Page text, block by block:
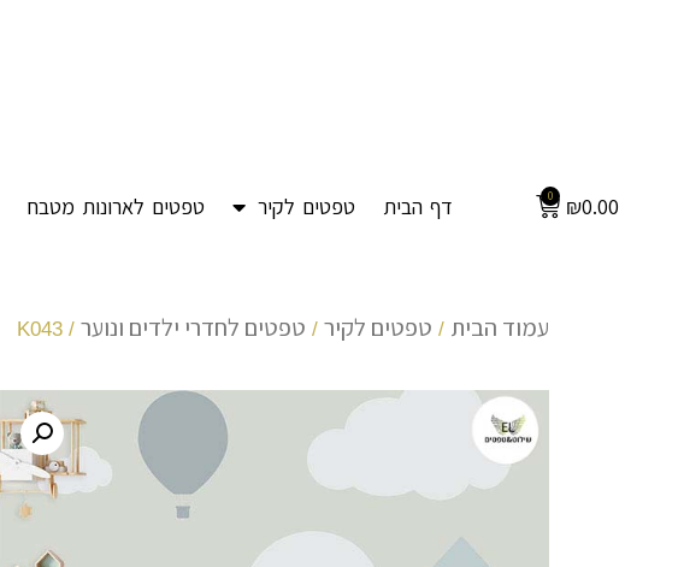
₪0.00
0 דף הבית טפטים לקיר טפטים לארונות מטבח
עמוד הבית / טפטים לקיר / טפטים לחדרי ילדים ונוער / K043